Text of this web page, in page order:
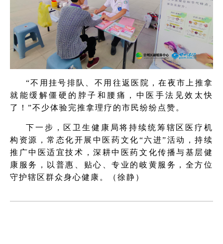
“不用挂号排队、不用往返医院，在夜市上推拿
就能缓解僵硬的脖子和腰痛，中医手法见效太快
了！”不少体验完推拿理疗的市民纷纷点赞。
下一步，区卫生健康局将持续统筹辖区医疗机
构资源，常态化开展中医药文化“六进”活动，持续
推广中医适宜技术，深耕中医药文化传播与基层健
康服务，以普惠、贴心、专业的岐黄服务，全方位
守护辖区群众身心健康。（徐静）